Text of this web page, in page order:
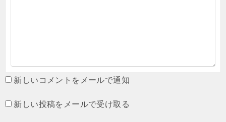
新しいコメントをメールで通知
新しい投稿をメールで受け取る